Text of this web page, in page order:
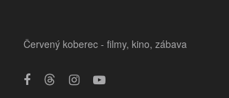
Červený koberec - filmy, kino, zábava